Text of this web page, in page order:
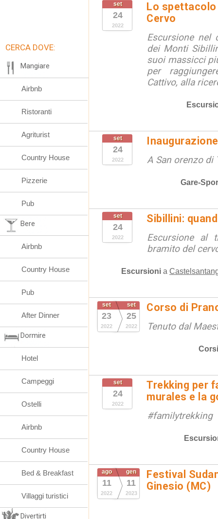
set
24
2022
Lo spettacolo
Cervo
Escursione nel
dei Monti
suoi massicci
per
Cattivo, alla
set
24
2022 A San orenzo di
Gare-
set
24
2022
Sibillini:
Escursione al
bramito del
Escursioni a
set
23
2022
set
25
2022
Corso di
Tenuto dal
Corsi
set
24
2022
Trekking per
murales e la
#familytrekking
ago
11
2022
gen
11
2023
Festival
Ginesio (MC)
CERCA DOVE:
Mangiare
Airbnb
Ristoranti
Agriturist
Country House
Pizzerie
Pub
Bere
Airbnb
Country House
Pub
After Dinner
Dormire
Hotel
Campeggi
Ostelli
Airbnb
Country House
Bed & Breakfast
Villaggi turistici
Divertirti